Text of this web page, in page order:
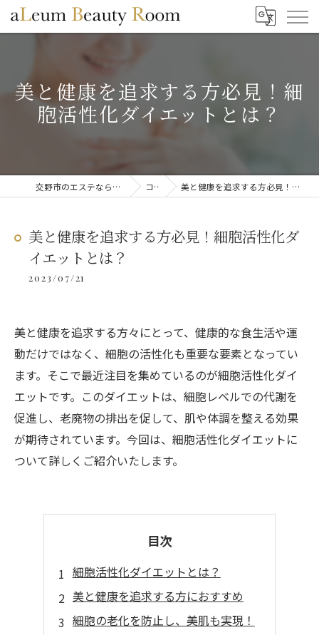
美と健康を追求する方必見！細
胞活性化ダイエットとは？
交野市のエステならaLeum Beauty Room コラム 美と健康を追求する方必見！細胞活性化ダイエットとは？
美と健康を追求する方必見！細胞活性化ダ
イエットとは？
2023/07/21
美と健康を追求する方々にとって、健康的な食生活や運
動だけではなく、細胞の活性化も重要な要素となってい
ます。そこで最近注目を集めているのが細胞活性化ダイ
エットです。このダイエットは、細胞レベルでの代謝を
促進し、老廃物の排出を促して、肌や体調を整える効果
が期待されています。今回は、細胞活性化ダイエットに
ついて詳しくご紹介いたします。
目次
細胞活性化ダイエットとは？
美と健康を追求する方におすすめ
細胞の老化を防止し、美肌も実現！